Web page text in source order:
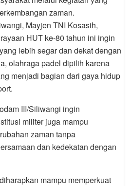
zaman.
Mayjen TNI Kosasih,
HUT ke-80 tahun ini ingin
lebih segar dan dekat dengan
olahraga padel dipilih karena
menjadi bagian dari gaya hidup
III/Siliwangi ingin
militer juga mampu
zaman tanpa
dan kedekatan dengan
mampu memperkuat